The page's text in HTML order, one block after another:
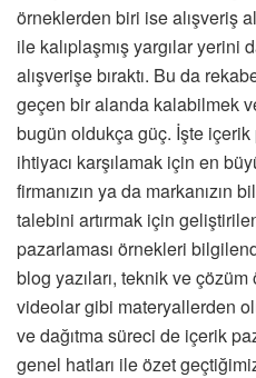
örneklerden biri ise alışveriş
ile kalıplaşmış yargılar yerini
alışverişe bıraktı. Bu da
geçen bir alanda kalabilmek
bugün oldukça güç. İşte
ihtiyacı karşılamak için en
firmanızın ya da
talebini artırmak için
pazarlaması örnekleri
blog yazıları, teknik ve
videolar gibi materyallerden
ve dağıtma süreci de içerik
genel hatları ile özet